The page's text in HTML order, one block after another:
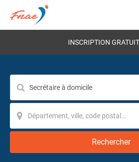
INSCRIPTION
Rechercher